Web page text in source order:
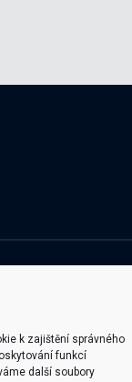
k zajištění správného
funkcí
další soubory